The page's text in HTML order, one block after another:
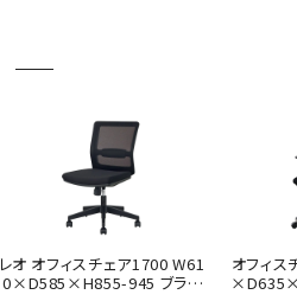
レオ オフィスチェア1700 W61
0×D585×H855-945 ブラッ
オフィス